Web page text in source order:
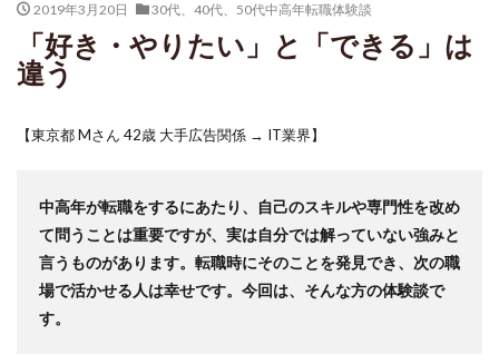
2019年3月20日 30代、40代、50代中高年転職体験談
「好き・やりたい」と「できる」は
違う
【東京都 Mさん 42歳 大手広告関係 → IT業界】
中高年が転職をするにあたり、自己のスキルや専門性を改め
て問うことは重要ですが、実は自分では解っていない強みと
言うものがあります。転職時にそのことを発見でき、次の職
場で活かせる人は幸せです。今回は、そんな方の体験談で
す。